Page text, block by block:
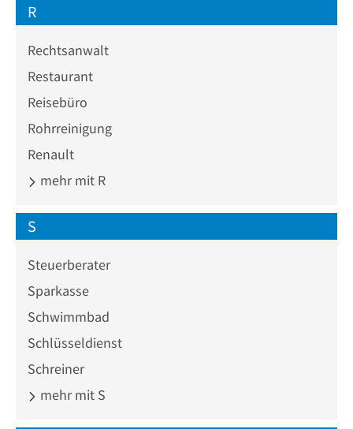
R
Rechtsanwalt
Restaurant
Reisebüro
Rohrreinigung
Renault
mehr mit R
S
Steuerberater
Sparkasse
Schwimmbad
Schlüsseldienst
Schreiner
mehr mit S